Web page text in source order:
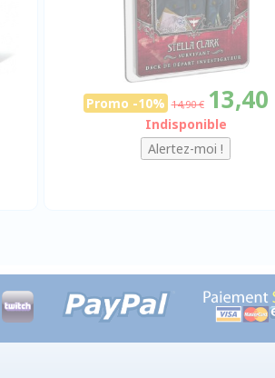
Promo -10% 14,90 € 13,40
Indisponible